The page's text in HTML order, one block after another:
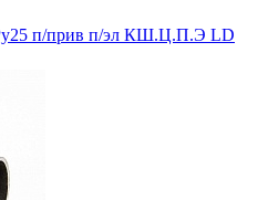
п/прив п/эл КШ.Ц.П.Э LD